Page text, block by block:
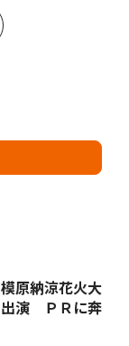
原納涼花火大
出演 ＰＲに奔